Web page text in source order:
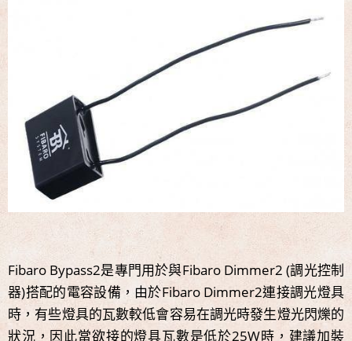
Fibaro Bypass2是專門用於與Fibaro Dimmer2 (調光控制
器)搭配的電容設備，由於Fibaro Dimmer2連接調光燈具
時，有些燈具的瓦數較低會容易在調光時發生燈光閃爍的
狀況，因此當欲接的燈具瓦數是低於25W時，建議加裝